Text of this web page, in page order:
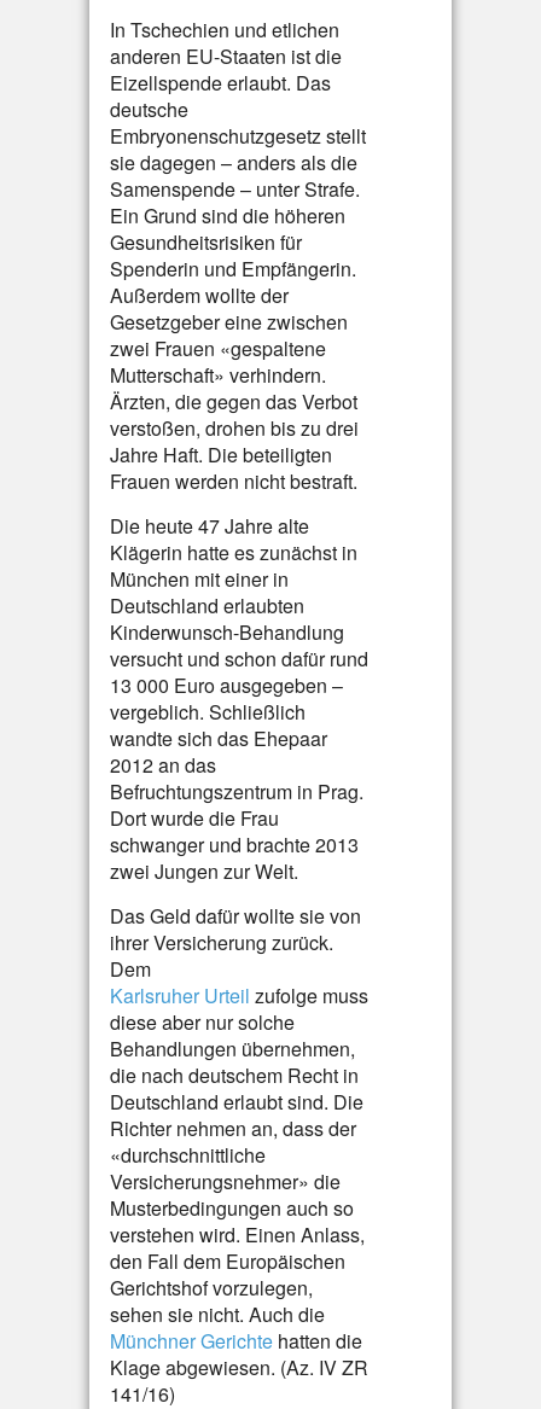
In Tschechien und etlichen
anderen EU-Staaten ist die
Eizellspende erlaubt. Das
deutsche
Embryonenschutzgesetz stellt
sie dagegen – anders als die
Samenspende – unter Strafe.
Ein Grund sind die höheren
Gesundheitsrisiken für
Spenderin und Empfängerin.
Außerdem wollte der
Gesetzgeber eine zwischen
zwei Frauen «gespaltene
Mutterschaft» verhindern.
Ärzten, die gegen das Verbot
verstoßen, drohen bis zu drei
Jahre Haft. Die beteiligten
Frauen werden nicht bestraft.
Die heute 47 Jahre alte
Klägerin hatte es zunächst in
München mit einer in
Deutschland erlaubten
Kinderwunsch-Behandlung
versucht und schon dafür rund
13 000 Euro ausgegeben –
vergeblich. Schließlich
wandte sich das Ehepaar
2012 an das
Befruchtungszentrum in Prag.
Dort wurde die Frau
schwanger und brachte 2013
zwei Jungen zur Welt.
Das Geld dafür wollte sie von
ihrer Versicherung zurück.
Dem
Karlsruher Urteil zufolge muss
diese aber nur solche
Behandlungen übernehmen,
die nach deutschem Recht in
Deutschland erlaubt sind. Die
Richter nehmen an, dass der
«durchschnittliche
Versicherungsnehmer» die
Musterbedingungen auch so
verstehen wird. Einen Anlass,
den Fall dem Europäischen
Gerichtshof vorzulegen,
sehen sie nicht. Auch die
Münchner Gerichte hatten die
Klage abgewiesen. (Az. IV ZR
141/16)